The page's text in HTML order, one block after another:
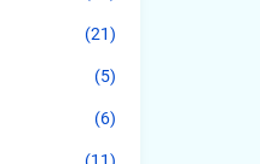
(21)
(5)
(6)